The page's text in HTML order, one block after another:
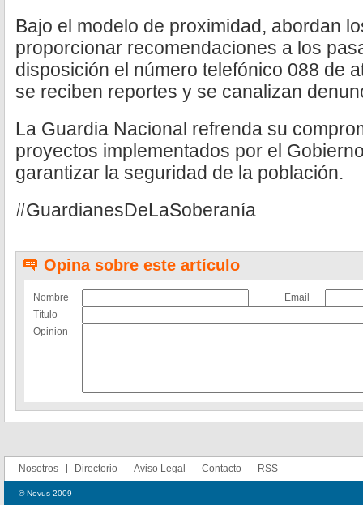
Bajo el modelo de proximidad, abordan
proporcionar recomendaciones a los
disposición el número telefónico 088 de
se reciben reportes y se canalizan
La Guardia Nacional refrenda su
proyectos implementados por el
garantizar la seguridad de la población.
#GuardianesDeLaSoberanía
Opina sobre este artículo
Nombre
Email
Título
Opinion
Nosotros Directorio Aviso Legal Contacto RSS
© Novus 2009